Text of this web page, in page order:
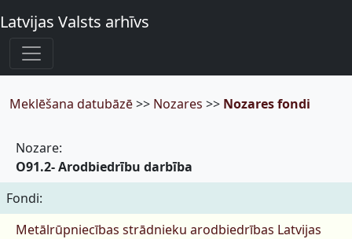
Latvijas Valsts arhīvs
Meklēšana datubāzē>> Nozares >> Nozares fondi
Nozare:
O91.2- Arodbiedrību darbība
Fondi:
Metālrūpniecības strādnieku arodbiedrības Latvijas